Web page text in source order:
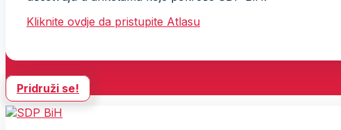
Kliknite ovdje da pristupite Atlasu
Pridruži se!